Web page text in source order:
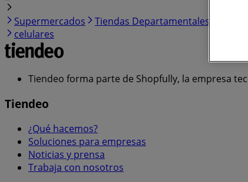
Supermercados
Tiendas Departamentales
celulares
Tiendeo forma parte de Shopfully, la empresa
Tiendeo
¿Qué hacemos?
Soluciones para empresas
Noticias y prensa
Trabaja con nosotros